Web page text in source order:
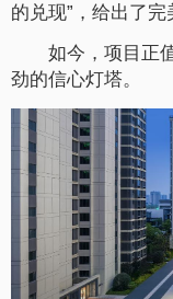
的兑现”，给出了完
如今，项目正值
劲的信心灯塔。